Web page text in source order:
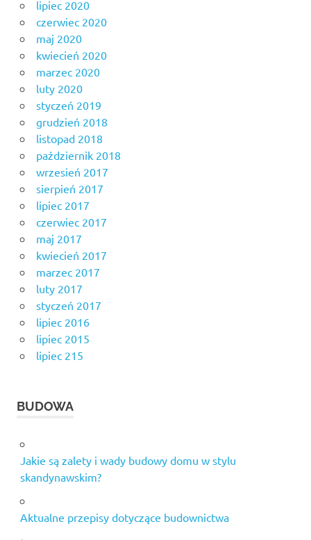
lipiec 2020
czerwiec 2020
maj 2020
kwiecień 2020
marzec 2020
luty 2020
styczeń 2019
grudzień 2018
listopad 2018
październik 2018
wrzesień 2017
sierpień 2017
lipiec 2017
czerwiec 2017
maj 2017
kwiecień 2017
marzec 2017
luty 2017
styczeń 2017
lipiec 2016
lipiec 2015
lipiec 215
BUDOWA
Jakie są zalety i wady budowy domu w stylu
skandynawskim?
Aktualne przepisy dotyczące budownictwa